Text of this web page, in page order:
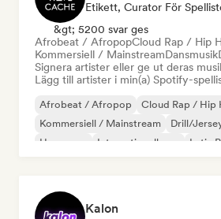
Etikett, Curator För
&gt; 5200 svar ges
Afrobeat / AfropopCloud Rap / Hip
Kommersiell / MainstreamDansmusik
Signera artister eller ge ut deras
Lägg till artister i min(a) Spotify-
Afrobeat / Afropop
Cloud Rap / Hip
Kommersiell / Mainstream
Drill/
Hyperpop
Internationell pop Latin
Kalon